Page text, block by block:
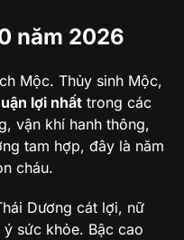
năm 2026
Mộc. Thủy sinh Mộc,
lợi nhất trong các
vận khí hanh thông,
tam hợp, đây là năm
cháu.
Dương cát lợi, nữ
ý sức khỏe. Bậc cao